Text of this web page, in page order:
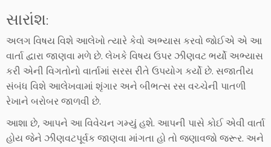
સારાંશ:
અલગ વિષય વિશે આલેખો ત્યારે કેવો અભ્યાસ કરવો જોઈએ એ આ
વાર્તા દ્વારા જાણવા મળે છે. લેખકે વિષય ઉપર ઝીણવટ ભર્યો અભ્યાસ
કરી એની વિગતોનો વાર્તામાં સરસ રીતે ઉપયોગ કર્યો છે. સજાતીય
સંબંધ વિશે આલેખવામાં શૃંગાર અને બીભત્સ રસ વચ્ચેની પાતળી
રેખાને બરોબર જાળવી છે.
આશા છે, આપને આ વિવેચન ગમ્યું હશે. આપની પાસે કોઈ એવી વાર્તા
હોય જેને ઝીણવટપૂર્વક જાણવા માંગતા હો તો જણાવજો જરૂર. અને